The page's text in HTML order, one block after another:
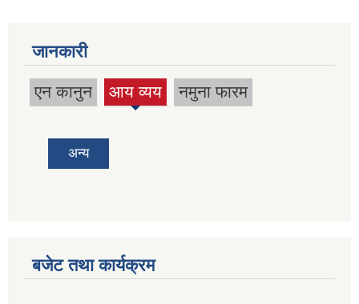
जानकारी
एन कानुन आय व्यय
(active
नमुना फारम
अन्य
बजेट तथा कार्यक्रम